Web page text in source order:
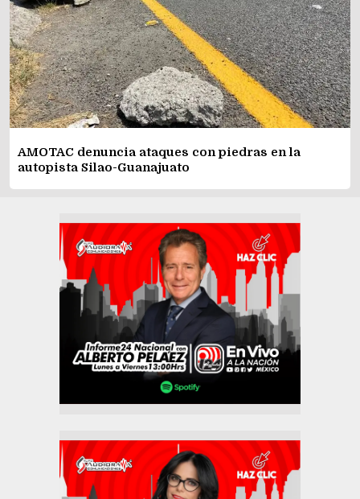
AMOTAC denuncia ataques con piedras en la
autopista Silao-Guanajuato